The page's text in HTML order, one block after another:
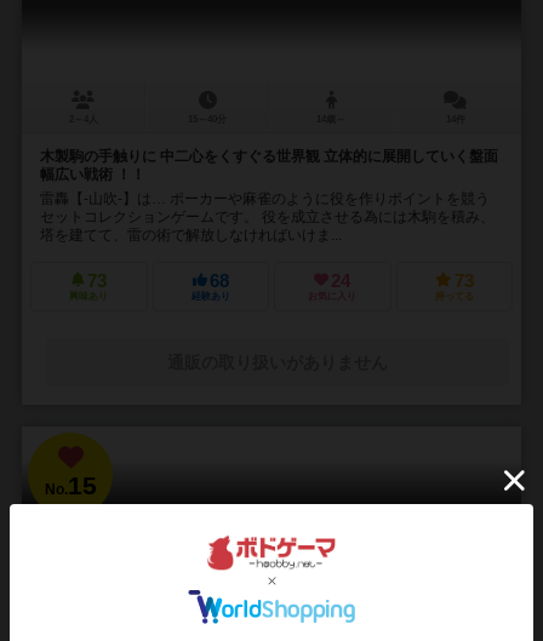
木製駒の手触りに 中二心をくすぐる世界観 立体的に展開していく盤面
幅広い戦術 ！！
雷轟【-山吹-】は… ポーカーや麻雀のように役を作りポイントを競う
セットコレクションゲームです。 役を成立させる為には木駒を積み、
塔を建てて、雷の術で解放しなければいけま...
73
興味あり
68
経験あり
24
お気に入り
73
持ってる
No.15
Bloodborne: The Card Game